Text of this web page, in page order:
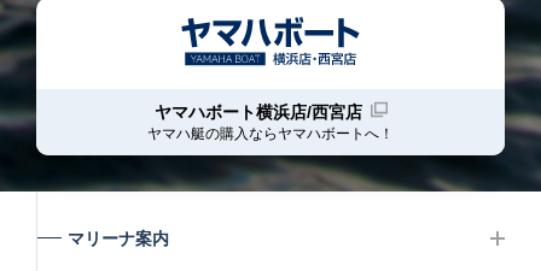
ヤマハボート横浜店/西宮店
ヤマハ艇の購入ならヤマハボート へ！
マリーナ案内